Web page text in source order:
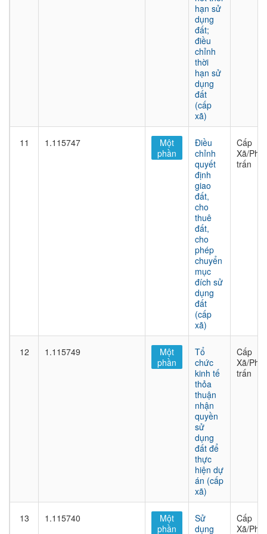
hạn sử
dụng
đất;
điều
chỉnh
thời
hạn sử
dụng
đất
(cấp
xã)
11 1.115747
Một
phần
Điều
chỉnh
quyết
định
giao
đất,
cho
thuê
đất,
cho
phép
chuyển
mục
đích sử
dụng
đất
(cấp
xã)
Cấp
Xã/
trấn
12 1.115749
Một
phần
Tổ
chức
kinh tế
thỏa
thuận
nhận
quyền
sử
dụng
đất để
thực
hiện dự
án (cấp
xã)
Cấp
Xã/
trấn
13 1.115740
Một
phần
Sử
dụng
Cấp
Xã/